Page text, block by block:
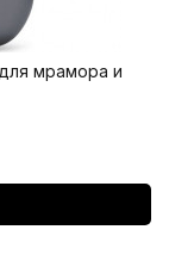
мрамора и